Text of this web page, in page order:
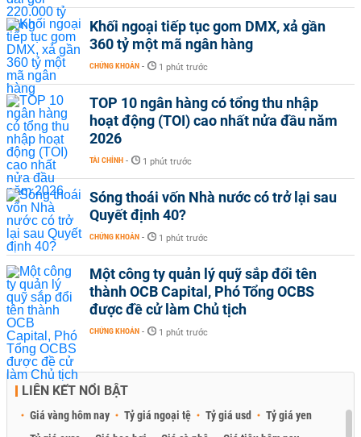
Khối ngoại tiếp tục gom DMX, xả gần
360 tỷ một mã ngân hàng
CHỨNG KHOÁN - 1 phút trước
TOP 10 ngân hàng có tổng thu nhập
hoạt động (TOI) cao nhất nửa đầu năm
2026
TÀI CHÍNH - 1 phút trước
Sóng thoái vốn Nhà nước có trở lại sau
Quyết định 40?
CHỨNG KHOÁN - 1 phút trước
Một công ty quản lý quỹ sắp đổi tên
thành OCB Capital, Phó Tổng OCBS
được đề cử làm Chủ tịch
CHỨNG KHOÁN - 1 phút trước
LIÊN KẾT NỔI BẬT
Giá vàng hôm nay Tỷ giá ngoại tệ Tỷ giá usd
Tỷ giá yen